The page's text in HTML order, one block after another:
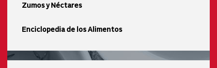
Zumos y Néctares
Enciclopedia de los Alimentos